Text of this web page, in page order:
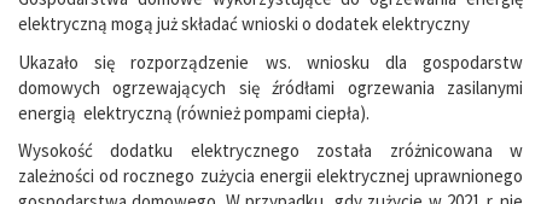
elektryczną mogą już składać wnioski o dodatek elektryczny
Ukazało się rozporządzenie ws. wniosku dla gospodarstw
domowych ogrzewających się źródłami ogrzewania zasilanymi
energią elektryczną (również pompami ciepła).
Wysokość dodatku elektrycznego została zróżnicowana w
zależności od rocznego zużycia energii elektrycznej uprawnionego